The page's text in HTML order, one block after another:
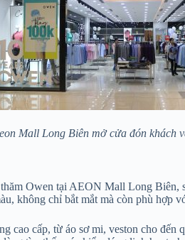
Mall Long Biên mở cửa đón khách
Owen tại AEON Mall Long
không chỉ bắt mắt mà còn phù hợp
cao cấp, từ áo sơ mi, veston cho